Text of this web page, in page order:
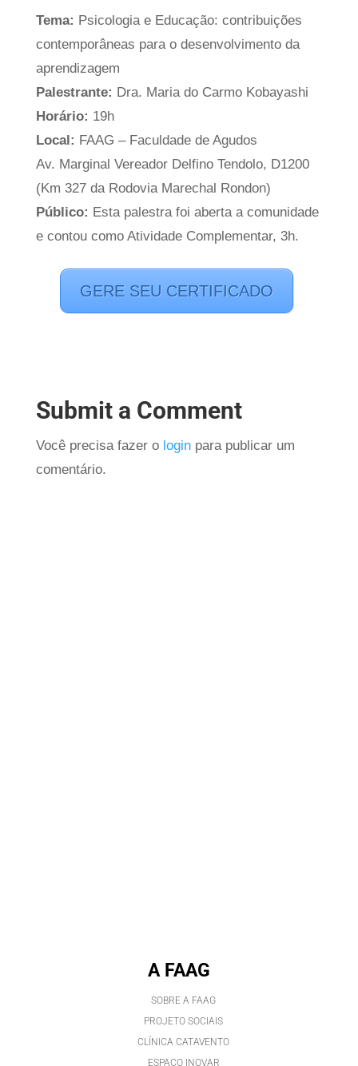
Tema: Psicologia e Educação: contribuições
contemporâneas para o desenvolvimento da
aprendizagem
Palestrante: Dra. Maria do Carmo Kobayashi
Horário: 19h
Local: FAAG – Faculdade de Agudos
Av. Marginal Vereador Delfino Tendolo, D1200
(Km 327 da Rodovia Marechal Rondon)
Público: Esta palestra foi aberta a comunidade
e contou como Atividade Complementar, 3h.
GERE SEU CERTIFICADO
Submit a Comment
Você precisa fazer o loginpara publicar um
comentário.
A FAAG
SOBRE A FAAG
PROJETO SOCIAIS
CLÍNICA CATAVENTO
ESPAÇO INOVAR